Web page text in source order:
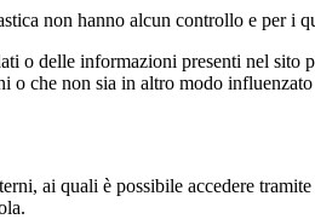
non hanno alcun controllo e per i
delle informazioni presenti nel sito
o che non sia in altro modo
ai quali è possibile accedere